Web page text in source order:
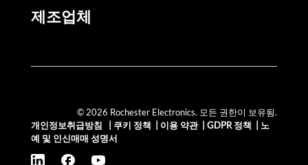
제조업체
© 2026 Rochester Electronics. 모든 권한이 보유됨.
개인정보취급방침
쿠키 정책 이용 약관| GDPR 정책
노
예 및 인신매매 성명서